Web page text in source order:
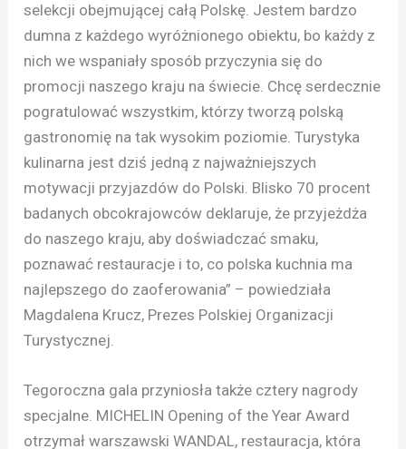
selekcji obejmującej całą Polskę. Jestem bardzo
dumna z każdego wyróżnionego obiektu, bo każdy z
nich we wspaniały sposób przyczynia się do
promocji naszego kraju na świecie. Chcę serdecznie
pogratulować wszystkim, którzy tworzą polską
gastronomię na tak wysokim poziomie. Turystyka
kulinarna jest dziś jedną z najważniejszych
motywacji przyjazdów do Polski. Blisko 70 procent
badanych obcokrajowców deklaruje, że przyjeżdża
do naszego kraju, aby doświadczać smaku,
poznawać restauracje i to, co polska kuchnia ma
najlepszego do zaoferowania” – powiedziała
Magdalena Krucz, Prezes Polskiej Organizacji
Turystycznej.
Tegoroczna gala przyniosła także cztery nagrody
specjalne. MICHELIN Opening of the Year Award
otrzymał warszawski WANDAL, restauracja, która